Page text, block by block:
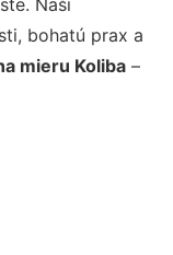
Naši
bohatú prax a
mieru Koliba –